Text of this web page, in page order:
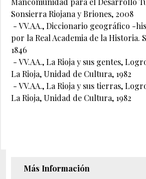
Sonsierra Riojana y Briones, 2008
- VV.AA., Diccionario geográfico -
por la Real Academia de la Historia.
1846
- VV.AA., La Rioja y sus gentes,
La Rioja, Unidad de Cultura, 1982
- VV.AA., La Rioja y sus tierras,
La Rioja, Unidad de Cultura, 1982
Más Información